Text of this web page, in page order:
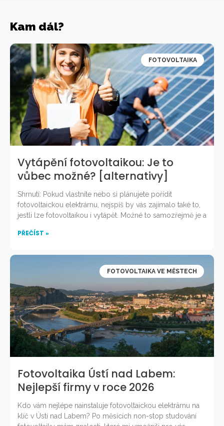
Kam dál?
FOTOVOLTAIKA
Vytápění fotovoltaikou: Je to
vůbec možné? [alternativy]
Shrnutí: Pokud vlastníte nebo si plánujete pořídit
fotovoltaickou elektrárnu, nejspíš by vás zajímalo také to,
jestli lze fotovoltaikou i vytápět. Možné to samozřejmě je a
PŘEČÍST »
FOTOVOLTAIKA VE MĚSTECH
Fotovoltaika Ústí nad Labem:
Nejlepší firmy v roce 2026
Kdo vám nejlépe nainstaluje fotovoltaickou elektrárnu na
klíč v Ústí nad Labem? Po měsících non-stop studování